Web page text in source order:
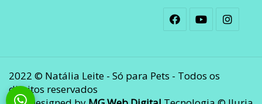
2022 © Natália Leite - Só para Pets - Todos os
direitos reservados